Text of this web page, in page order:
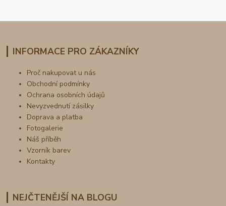
INFORMACE PRO ZÁKAZNÍKY
Proč nakupovat u nás
Obchodní podmínky
Ochrana osobních údajů
Nevyzvednutí zásilky
Doprava a platba
Fotogalerie
Náš příběh
Vzorník barev
Kontakty
NEJČTENĚJŠÍ NA BLOGU